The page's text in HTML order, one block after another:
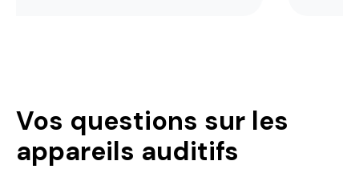
Vos questions sur les
appareils auditifs